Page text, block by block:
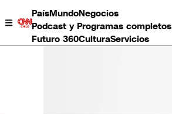
PaísMundoNegocios
Podcast y Programas completos
Futuro 360CulturaServicios